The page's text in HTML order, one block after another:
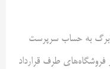
به حساب سرپرست
فروشگاه‌های طرف قرارداد